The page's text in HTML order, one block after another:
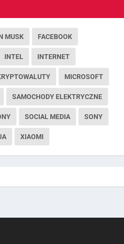
MUSK FACEBOOK
INTEL INTERNET
MICROSOFT
SAMOCHODY ELEKTRYCZNE
SOCIAL MEDIA SONY
XIAOMI